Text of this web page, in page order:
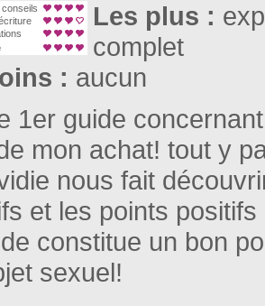
Les plus :
complet
: aucun
1er guide
mon achat! tout y
nous fait
et les points
constitue un bon
sexuel!